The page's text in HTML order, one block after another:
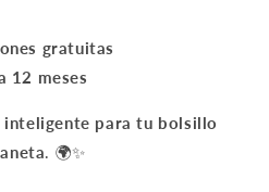
gratuitas
12 meses
inteligente para tu bolsillo
. 🌍✨